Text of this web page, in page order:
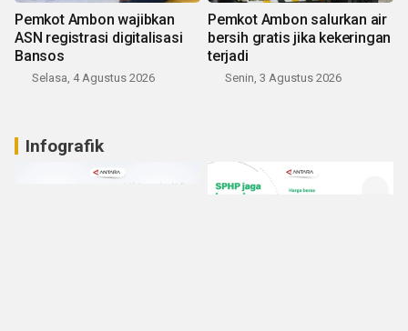
Pemkot Ambon wajibkan
ASN registrasi digitalisasi
Bansos
Selasa, 4 Agustus 2026
Pemkot Ambon salurkan air
bersih gratis jika kekeringan
terjadi
Senin, 3 Agustus 2026
Infografik